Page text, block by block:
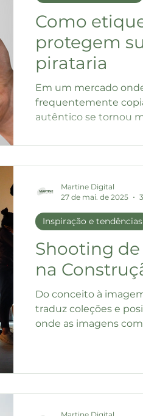
Como
protegem
pirataria
Em um mercado
frequentemente
autêntico se tornou
Shooting de
na
Do conceito à
traduz coleções e
onde as imagens
Inspiração e tendências
Martine Digital
27 de mai. de 2025
Martine Digital